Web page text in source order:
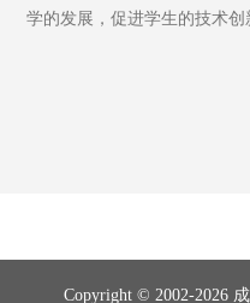
学的发展，促进学生的技术创
Copyright © 2002-2026